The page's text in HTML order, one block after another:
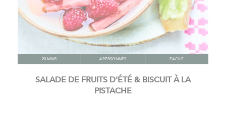
20 MINS 4 PERSONNES FACILE
SALADE DE FRUITS D'ÉTÉ & BISCUIT À LA
PISTACHE